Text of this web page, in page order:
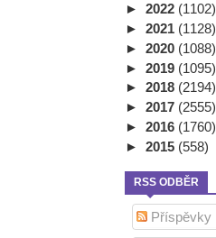
► 2022 (1102)
► 2021 (1128)
► 2020 (1088)
► 2019 (1095)
► 2018 (2194)
► 2017 (2555)
► 2016 (1760)
► 2015 (558)
RSS ODBĚR
Příspěvky